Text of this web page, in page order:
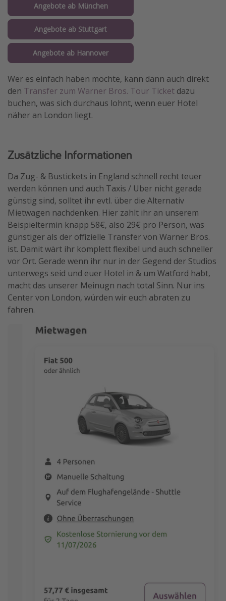
Angebote ab München
Angebote ab Stuttgart
Angebote ab Hannover
Wer es einfach haben möchte, kann dann auch direkt
den Transfer zum Warner Bros. Tour Ticket dazu
buchen, was sich durchaus lohnt, wenn euer Hotel
näher an London liegt.
Zusätzliche Informationen
Da Zug- & Bustickets in England schnell recht teuer
werden können und auch Taxis / Uber nicht gerade
günstig sind, solltet ihr evtl. über die Alternativ
Mietwagen nachdenken. Hier zahlt ihr an unserem
Beispieltermin knapp 58€, also 29€ pro Person, was
günstiger als der offizielle Transfer von Warner Bros.
ist. Damit wärt ihr komplett flexibel und auch schneller
vor Ort. Gerade wenn ihr nur in der Gegend der Studios
unterwegs seid und euer Hotel in & um Watford habt,
macht das unserer Meinugn nach total Sinn. Nur ins
Center von London, würden wir euch abraten zu
fahren.